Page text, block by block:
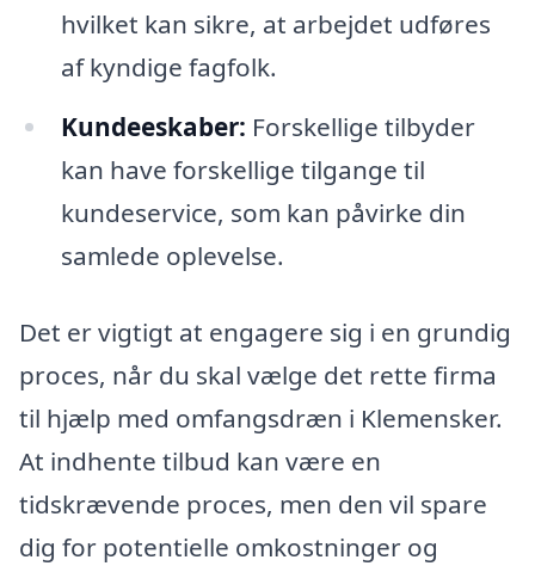
hvilket kan sikre, at arbejdet udføres
af kyndige fagfolk.
Kundeeskaber: Forskellige tilbyder
kan have forskellige tilgange til
kundeservice, som kan påvirke din
samlede oplevelse.
Det er vigtigt at engagere sig i en grundig
proces, når du skal vælge det rette firma
til hjælp med omfangsdræn i Klemensker.
At indhente tilbud kan være en
tidskrævende proces, men den vil spare
dig for potentielle omkostninger og